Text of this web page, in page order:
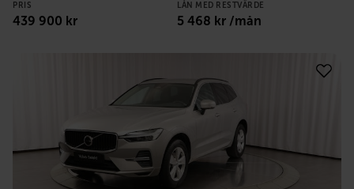
PRIS
439 900 kr
LÅN MED RESTVÄRDE
5 468 kr /mån